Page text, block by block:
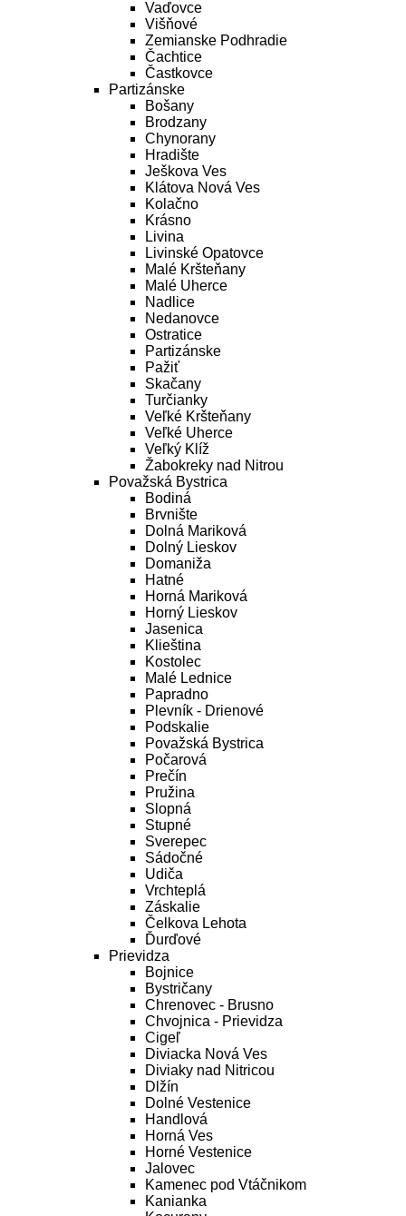
Vaďovce
Višňové
Zemianske Podhradie
Čachtice
Častkovce
Partizánske
Bošany
Brodzany
Chynorany
Hradište
Ješkova Ves
Klátova Nová Ves
Kolačno
Krásno
Livina
Livinské Opatovce
Malé Kršteňany
Malé Uherce
Nadlice
Nedanovce
Ostratice
Partizánske
Pažiť
Skačany
Turčianky
Veľké Kršteňany
Veľké Uherce
Veľký Klíž
Žabokreky nad Nitrou
Považská Bystrica
Bodiná
Brvnište
Dolná Mariková
Dolný Lieskov
Domaniža
Hatné
Horná Mariková
Horný Lieskov
Jasenica
Klieština
Kostolec
Malé Lednice
Papradno
Plevník - Drienové
Podskalie
Považská Bystrica
Počarová
Prečín
Pružina
Slopná
Stupné
Sverepec
Sádočné
Udiča
Vrchteplá
Záskalie
Čelkova Lehota
Ďurďové
Prievidza
Bojnice
Bystričany
Chrenovec - Brusno
Chvojnica - Prievidza
Cigeľ
Diviacka Nová Ves
Diviaky nad Nitricou
Dlžín
Dolné Vestenice
Handlová
Horná Ves
Horné Vestenice
Jalovec
Kamenec pod Vtáčnikom
Kanianka